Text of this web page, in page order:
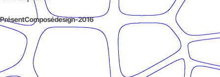
PrésentComposédesign-2016